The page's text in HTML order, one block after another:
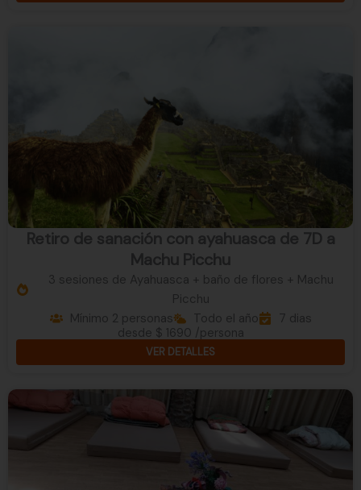
Retiro de sanación con ayahuasca de 7D a
Machu Picchu
3 sesiones de Ayahuasca + baño de flores + Machu
Picchu
Mínimo 2 personas
Todo el año 7 dias
desde $ 1690 /persona
VER DETALLES